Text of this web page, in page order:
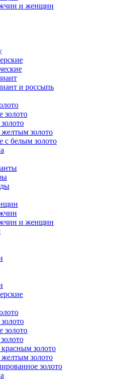
и женщин
и россыпь
золото
желтым золото
с белым золото
и женщин
золото
красным золото
желтым золото
золото